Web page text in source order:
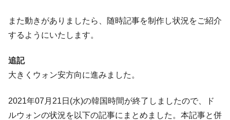
ぎ」では。
『Money1』
営業利益80.2％も減少
にぶん殴る法案」提出！⇒ クーパン問題は合衆国企業に対
する差別。許してはおかぬ
また動きがありましたら、随時記事を制作し状況をご紹介
するようにいたします。
追記
大きくウォン安方向に進みました。
2021年07月21日(水)の韓国時間が終了しましたので、ド
ルウォンの状況を以下の記事にまとめました。本記事と併